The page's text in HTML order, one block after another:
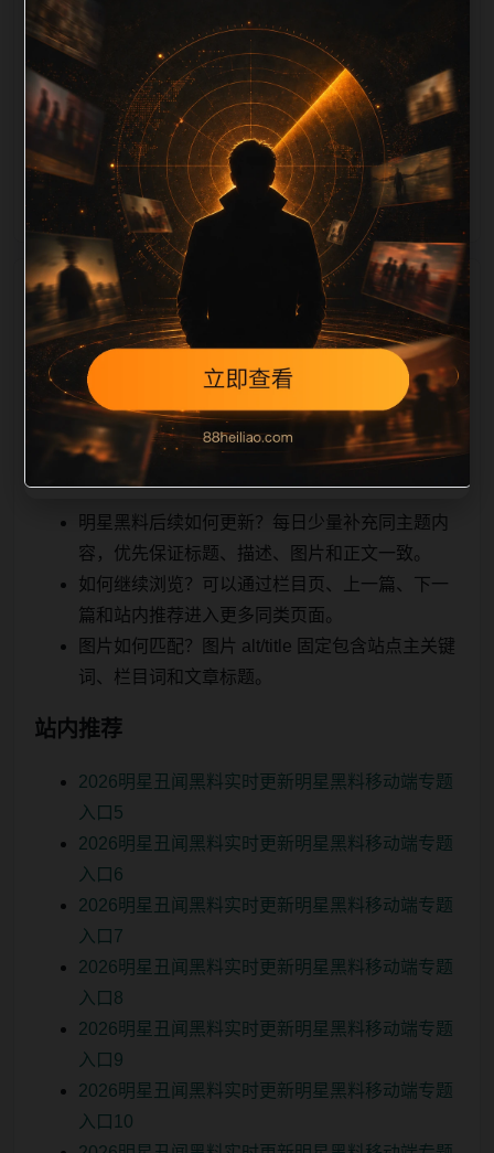
要页面点击深度尽量控制在三次以内。正文维护时可按
用户搜索路径补充三类信息：入口是否稳定、同栏目还
有哪些可继续阅读、移动端打开时图片和摘要是否一
致。每次新增内容后同步检查标题、description、
canonical、主题图、alt、title和推荐链接，确保页面既
能被搜索引擎理解
相关问题与推荐
，也能让真实用户顺着栏目继续浏览。同站连续更新时
避免重复标题和重复首段，优先补充不同关键词、不同
栏目词和不同问题角度。栏目页则保留清晰入口，方便
后续专题自动归集。发布后按真实浏览器复查首屏、图
片、跳转体验、相关推荐和加载速度。
明星黑料后续如何更新？每日少量补充同主题内
容，优先保证标题、描述、图片和正文一致。
如何继续浏览？可以通过栏目页、上一篇、下一
篇和站内推荐进入更多同类页面。
图片如何匹配？图片 alt/title 固定包含站点主关键
词、栏目词和文章标题。
站内推荐
2026明星丑闻黑料实时更新明星黑料移动端专题
入口5
2026明星丑闻黑料实时更新明星黑料移动端专题
入口6
2026明星丑闻黑料实时更新明星黑料移动端专题
入口7
2026明星丑闻黑料实时更新明星黑料移动端专题
入口8
2026明星丑闻黑料实时更新明星黑料移动端专题
入口9
2026明星丑闻黑料实时更新明星黑料移动端专题
入口10